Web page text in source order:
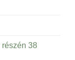
részén 38